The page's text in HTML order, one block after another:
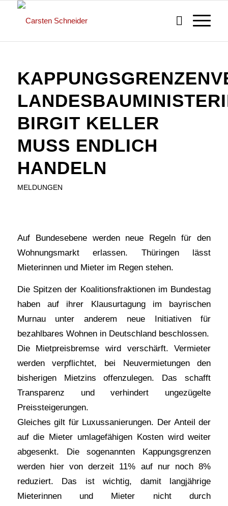
BIRGIT KELLER
MUSS ENDLICH
HANDELN
MELDUNGEN
Auf Bundesebene werden neue Regeln für den
Wohnungsmarkt erlassen. Thüringen lässt
Mieterinnen und Mieter im Regen stehen.
Die Spitzen der Koalitionsfraktionen im Bundestag
haben auf ihrer Klausurtagung im bayrischen
Murnau unter anderem neue Initiativen für
bezahlbares Wohnen in Deutschland beschlossen.
Die Mietpreisbremse wird verschärft. Vermieter
werden verpflichtet, bei Neuvermietungen den
bisherigen Mietzins offenzulegen. Das schafft
Transparenz und verhindert ungezügelte
Preissteigerungen.
Gleiches gilt für Luxussanierungen. Der Anteil der
auf die Mieter umlagefähigen Kosten wird weiter
abgesenkt. Die sogenannten Kappungsgrenzen
werden hier von derzeit 11% auf nur noch 8%
reduziert. Das ist wichtig, damit langjährige
Mieterinnen und Mieter nicht durch